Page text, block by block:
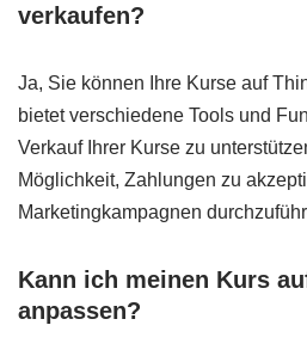
verkaufen?
Ja, Sie können Ihre Kurse auf
bietet verschiedene Tools und
Verkauf Ihrer Kurse zu
Möglichkeit, Zahlungen zu
Marketingkampagnen
Kann ich meinen Kurs
anpassen?